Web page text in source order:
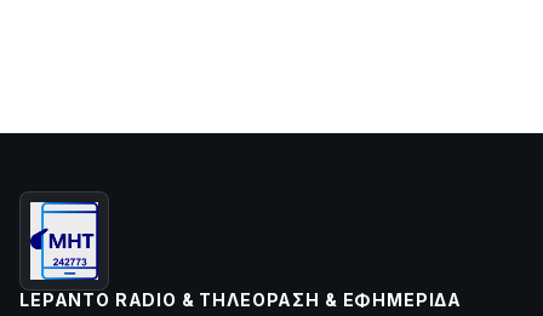
LEPANTO RADIO & ΤΗΛΕΌΡΑΣΗ & ΕΦΗΜΕΡΊΔΑ